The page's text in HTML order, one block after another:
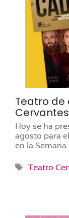
Teatro de
Cervantes
Hoy se ha
agosto para
en la
Etiquetas
Teatro